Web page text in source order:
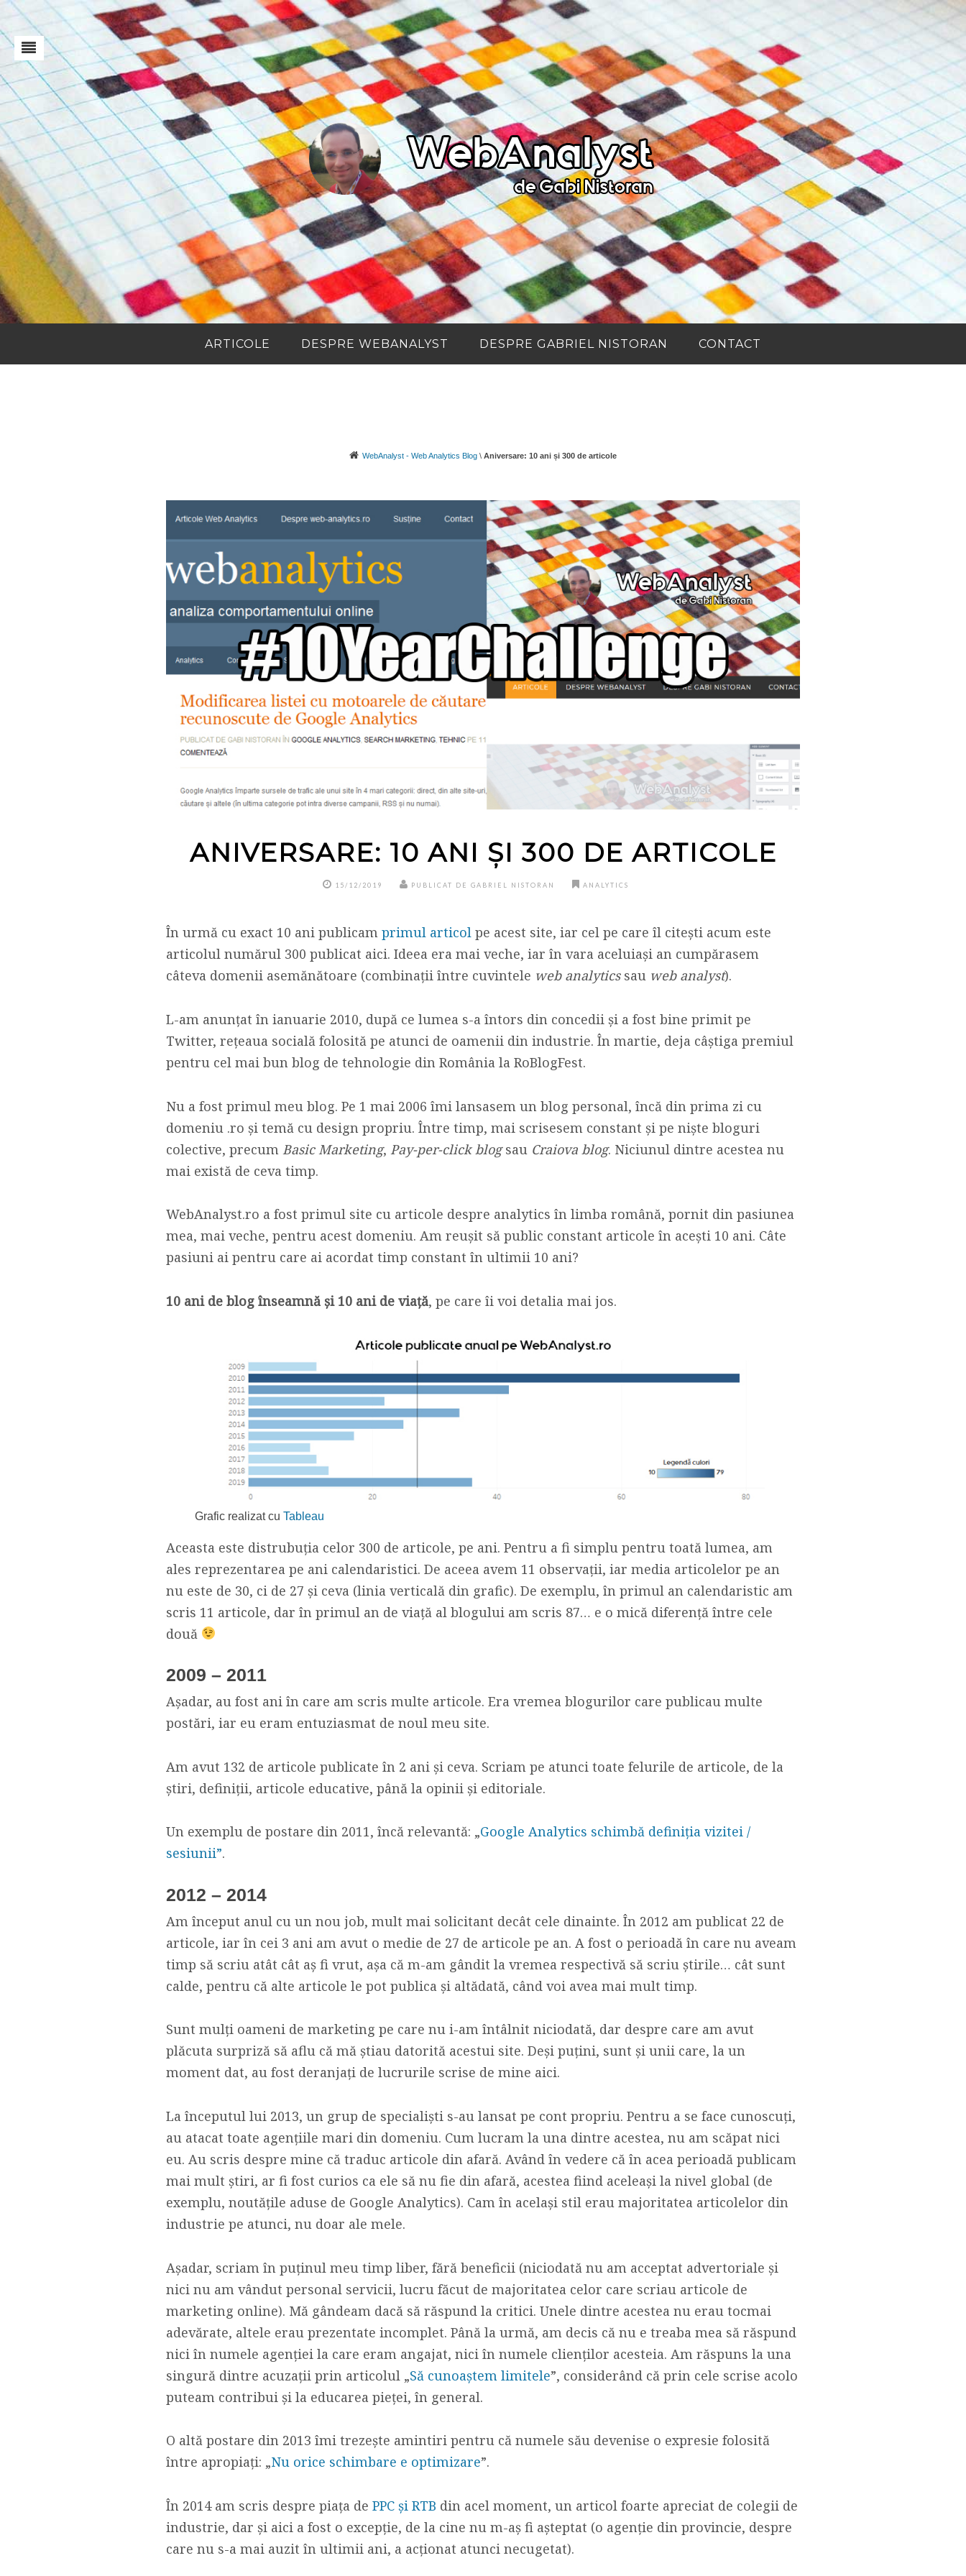
ARTICOLE DESPRE WEBANALYST DESPRE GABRIEL NISTORAN CONTACT
WebAnalyst - Web Analytics Blog \ Aniversare: 10 ani și 300 de articole
ANIVERSARE: 10 ANI ȘI 300 DE ARTICOLE
15/12/2019 PUBLICAT DE GABRIEL NISTORAN ANALYTICS
În urmă cu exact 10 ani publicam primul articol pe acest site, iar cel pe care îl citești acum este
articolul numărul 300 publicat aici. Ideea era mai veche, iar în vara aceluiași an cumpărasem
câteva domenii asemănătoare (combinații între cuvintele web analyticssau web analyst).
L-am anunțat în ianuarie 2010, după ce lumea s-a întors din concedii și a fost bine primit pe
Twitter, rețeaua socială folosită pe atunci de oamenii din industrie. În martie, deja câștiga premiul
pentru cel mai bun blog de tehnologie din România la RoBlogFest.
Nu a fost primul meu blog. Pe 1 mai 2006 îmi lansasem un blog personal, încă din prima zi cu
domeniu .ro și temă cu design propriu. Între timp, mai scrisesem constant și pe niște bloguri
colective, precum Basic Marketing, Pay-per-click blogsau Craiova blog. Niciunul dintre acestea nu
mai există de ceva timp.
WebAnalyst.ro a fost primul site cu articole despre analytics în limba română, pornit din pasiunea
mea, mai veche, pentru acest domeniu. Am reușit să public constant articole în acești 10 ani. Câte
pasiuni ai pentru care ai acordat timp constant în ultimii 10 ani?
10 ani de blog înseamnă și 10 ani de viață, pe care îi voi detalia mai jos.
Grafic realizat cu Tableau
Aceasta este distrubuția celor 300 de articole, pe ani. Pentru a fi simplu pentru toată lumea, am
ales reprezentarea pe ani calendaristici. De aceea avem 11 observații, iar media articolelor pe an
nu este de 30, ci de 27 și ceva (linia verticală din grafic). De exemplu, în primul an calendaristic am
scris 11 articole, dar în primul an de viață al blogului am scris 87… e o mică diferență între cele
două
2009 – 2011
Așadar, au fost ani în care am scris multe articole. Era vremea blogurilor care publicau multe
postări, iar eu eram entuziasmat de noul meu site.
Am avut 132 de articole publicate în 2 ani și ceva. Scriam pe atunci toate felurile de articole, de la
știri, definiții, articole educative, până la opinii și editoriale.
Un exemplu de postare din 2011, încă relevantă: „Google Analytics schimbă definiția vizitei /
sesiunii”.
2012 – 2014
Am început anul cu un nou job, mult mai solicitant decât cele dinainte. În 2012 am publicat 22 de
articole, iar în cei 3 ani am avut o medie de 27 de articole pe an. A fost o perioadă în care nu aveam
timp să scriu atât cât aș fi vrut, așa că m-am gândit la vremea respectivă să scriu știrile… cât sunt
calde, pentru că alte articole le pot publica și altădată, când voi avea mai mult timp.
Sunt mulți oameni de marketing pe care nu i-am întâlnit niciodată, dar despre care am avut
plăcuta surpriză să aflu că mă știau datorită acestui site. Deși puțini, sunt și unii care, la un
moment dat, au fost deranjați de lucrurile scrise de mine aici.
La începutul lui 2013, un grup de specialiști s-au lansat pe cont propriu. Pentru a se face cunoscuți,
au atacat toate agențiile mari din domeniu. Cum lucram la una dintre acestea, nu am scăpat nici
eu. Au scris despre mine că traduc articole din afară. Având în vedere că în acea perioadă publicam
mai mult știri, ar fi fost curios ca ele să nu fie din afară, acestea fiind aceleași la nivel global (de
exemplu, noutățile aduse de Google Analytics). Cam în același stil erau majoritatea articolelor din
industrie pe atunci, nu doar ale mele.
Așadar, scriam în puținul meu timp liber, fără beneficii (niciodată nu am acceptat advertoriale și
nici nu am vândut personal servicii, lucru făcut de majoritatea celor care scriau articole de
marketing online). Mă gândeam dacă să răspund la critici. Unele dintre acestea nu erau tocmai
adevărate, altele erau prezentate incomplet. Până la urmă, am decis că nu e treaba mea să răspund
nici în numele agenției la care eram angajat, nici în numele clienților acesteia. Am răspuns la una
singură dintre acuzații prin articolul „Să cunoaștem limitele”, considerând că prin cele scrise acolo
puteam contribui și la educarea pieței, în general.
O altă postare din 2013 îmi trezește amintiri pentru că numele său devenise o expresie folosită
între apropiați: „Nu orice schimbare e optimizare”.
În 2014 am scris despre piața de PPC și RTB din acel moment, un articol foarte apreciat de colegii de
industrie, dar și aici a fost o excepție, de la cine nu m-aș fi așteptat (o agenție din provincie, despre
care nu s-a mai auzit în ultimii ani, a acționat atunci necugetat).